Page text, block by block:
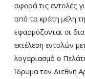
αφορά τις εντολές
από τα κράτη μέλη
εφαρμόζονται οι
εκτέλεση εντολών
λογαριασμό ο
Ίδρυμα τον Διεθνή